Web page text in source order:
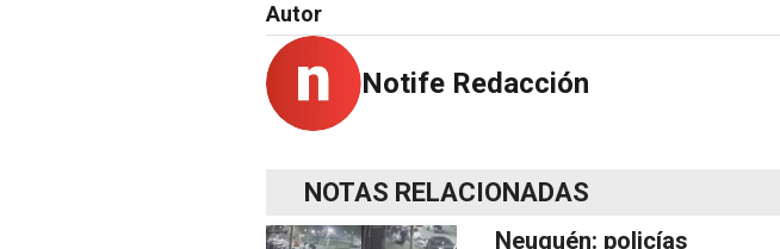
Autor
Notife Redacción
NOTAS RELACIONADAS
Neuquén: policías